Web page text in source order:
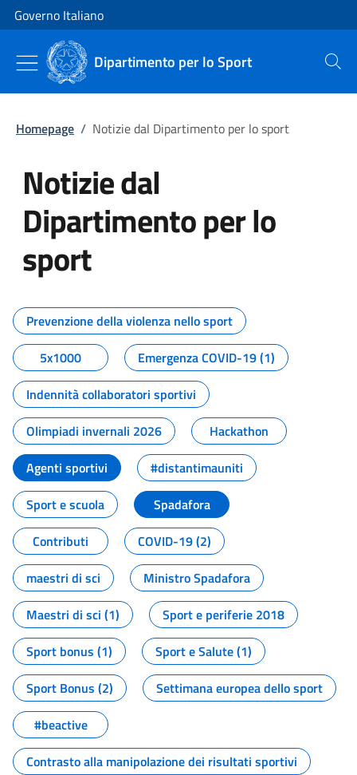
Vai al contenuto
Vai alla navigazione del sito
Governo Italiano
Dipartimento per lo Sport Cerca
Homepage / Notizie dal Dipartimento per lo sport
Notizie dal
Dipartimento per lo
sport
Tutti i contenuti della pagina
Prevenzione della violenza nello sport
5x1000
Emergenza COVID-19 (1)
Indennità collaboratori sportivi
Olimpiadi invernali 2026
Hackathon
Agenti sportivi
#distantimauniti
Sport e scuola
Spadafora
Contributi
COVID-19 (2)
maestri di sci
Ministro Spadafora
Maestri di sci (1)
Sport e periferie 2018
Sport bonus (1)
Sport e Salute (1)
Sport Bonus (2)
Settimana europea dello sport
#beactive
Contrasto alla manipolazione dei risultati sportivi